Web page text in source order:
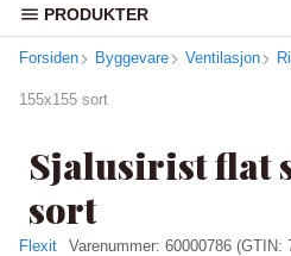
PRODUKTER
Forsiden Byggevare Ventilasjon
155x155 sort
Sjalusirist flat
sort
Flexit Varenummer: 60000786 (GTIN: